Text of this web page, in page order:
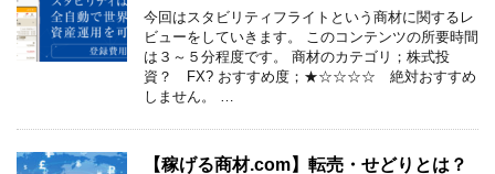
今回はスタビリティフライトという商材に関するレ
ビューをしていきます。 このコンテンツの所要時間
は３～５分程度です。 商材のカテゴリ；株式投
資？ FX? おすすめ度；★☆☆☆☆ 絶対おすすめ
しません。 …
【稼げる商材.com】転売・せどりとは？